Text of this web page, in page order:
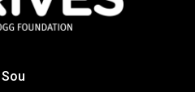
Sou